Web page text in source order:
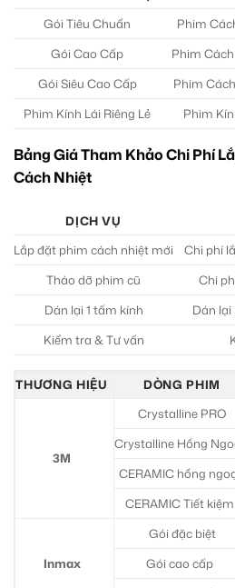
Gói Tiêu Chuẩn
Phim
Gói Cao Cấp
Phim
Gói Siêu Cao Cấp
Phim
Phim Kính Lái Riêng Lẻ
Phim
Bảng Giá Tham Khảo Chi Phí
Cách Nhiệt
DỊCH VỤ
Lắp đặt phim cách nhiệt mới
Chi phí
Tháo dỡ phim cũ
Chi
Dán lại 1 tấm kính
Dán lại
Kiểm tra & Tư vấn
THƯƠNG HIỆU DÒNG PHIM
3M
Crystalline PRO
Crystalline Hồng
CERAMIC hồng
CERAMIC Tiết kiệm
Inmax
Gói đặc biệt
Gói cao cấp